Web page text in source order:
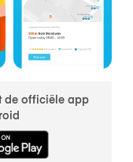
de officiële app